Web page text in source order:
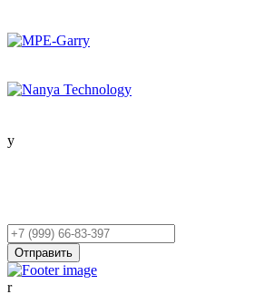
Ваш
телефон
Отправить